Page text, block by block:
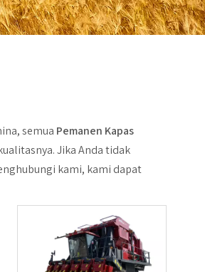
semua Pemanen Kapas
Jika Anda tidak
kami, kami dapat